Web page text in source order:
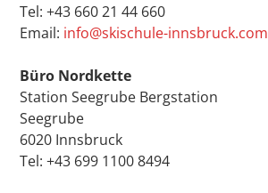
Tel: +43 660 21 44 660
Email: info@skischule-innsbruck.com
Büro Nordkette
Station Seegrube Bergstation
Seegrube
6020 Innsbruck
Tel: +43 699 1100 8494